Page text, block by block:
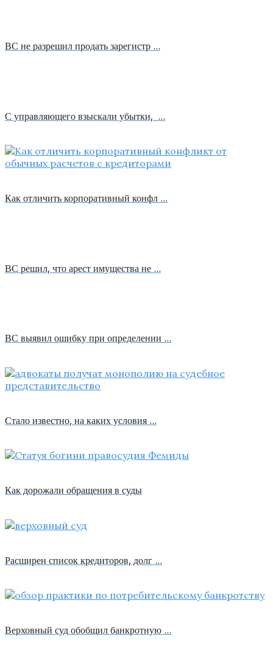
ВС не разрешил продать зарегистр …
С управляющего взыскали убытки, …
Как отличить корпоративный конфл …
ВС решил, что арест имущества не …
ВС выявил ошибку при определении …
Стало известно, на каких условия …
Как дорожали обращения в суды
Расширен список кредиторов, долг …
Верховный суд обобщил банкротную …